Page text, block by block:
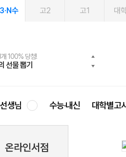
수 고2 고1 대
100% 당첨!
선물 뽑기
증정!
터디 X 올리브
스터디 캐시백
썸머스쿨
셀 단과
개선발
러닝앱
료 체험권
수강생 무료혜택!
럽 멤버십
캠페인
룸 메가나눔
생님 수능·내신 대학별고
온라인서점